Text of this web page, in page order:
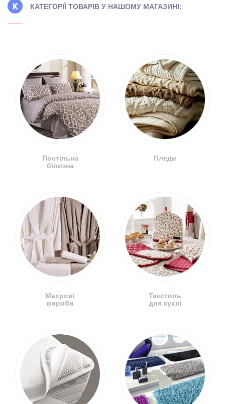
КАТЕГОРІЇ ТОВАРІВ У НАШОМУ МАГАЗИНІ:
Постільна
білизна
Махрові
вироби
Пледи
Текстиль
для кухні